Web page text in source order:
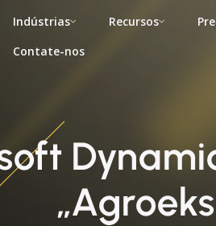
Indústrias Recursos
Contate-nos